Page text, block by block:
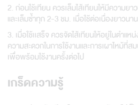
2. ก่อนใช้เทียน ควรเล็มไส้เทียนให้มีความย
และเล็มซ้ำทุก 2-3 ชม. เมื่อใช้ต่อเนื่องยาวนา
3. เมื่อใช้เเสร็จ ควรจัดไส้เทียนให้อยู่ในตำแ
ความสะดวกในการใช้งานและการเผาไหม้ที่
เพื่อพร้อมใช้งานครั้งต่อไป
เกร็ดความรู้